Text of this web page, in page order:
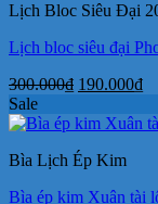
Lịch Bloc Siêu Đại
Lịch bloc siêu đại
300.000₫ Giá
là:
190.000₫Giá
tại
Sale
Bìa Lịch Ép Kim
Bìa ép kim Xuân tài